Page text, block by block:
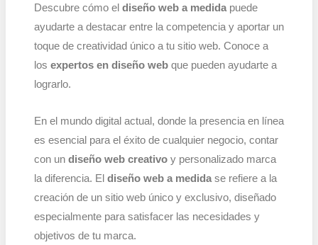
Descubre cómo el diseño web a medidapuede
ayudarte a destacar entre la competencia y aportar un
toque de creatividad único a tu sitio web. Conoce a
los expertos en diseño webque pueden ayudarte a
lograrlo.
En el mundo digital actual, donde la presencia en línea
es esencial para el éxito de cualquier negocio, contar
con un diseño web creativoy personalizado marca
la diferencia. El diseño web a medidase refiere a la
creación de un sitio web único y exclusivo, diseñado
especialmente para satisfacer las necesidades y
objetivos de tu marca.